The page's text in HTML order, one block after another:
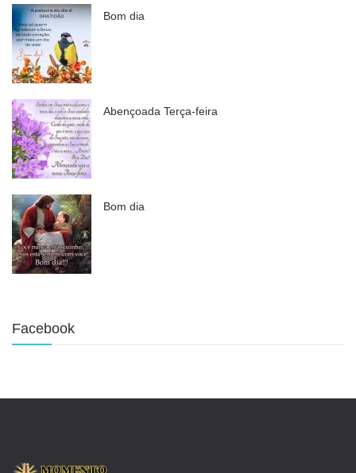
Bom dia
Abençoada Terça-feira
Bom dia
Facebook